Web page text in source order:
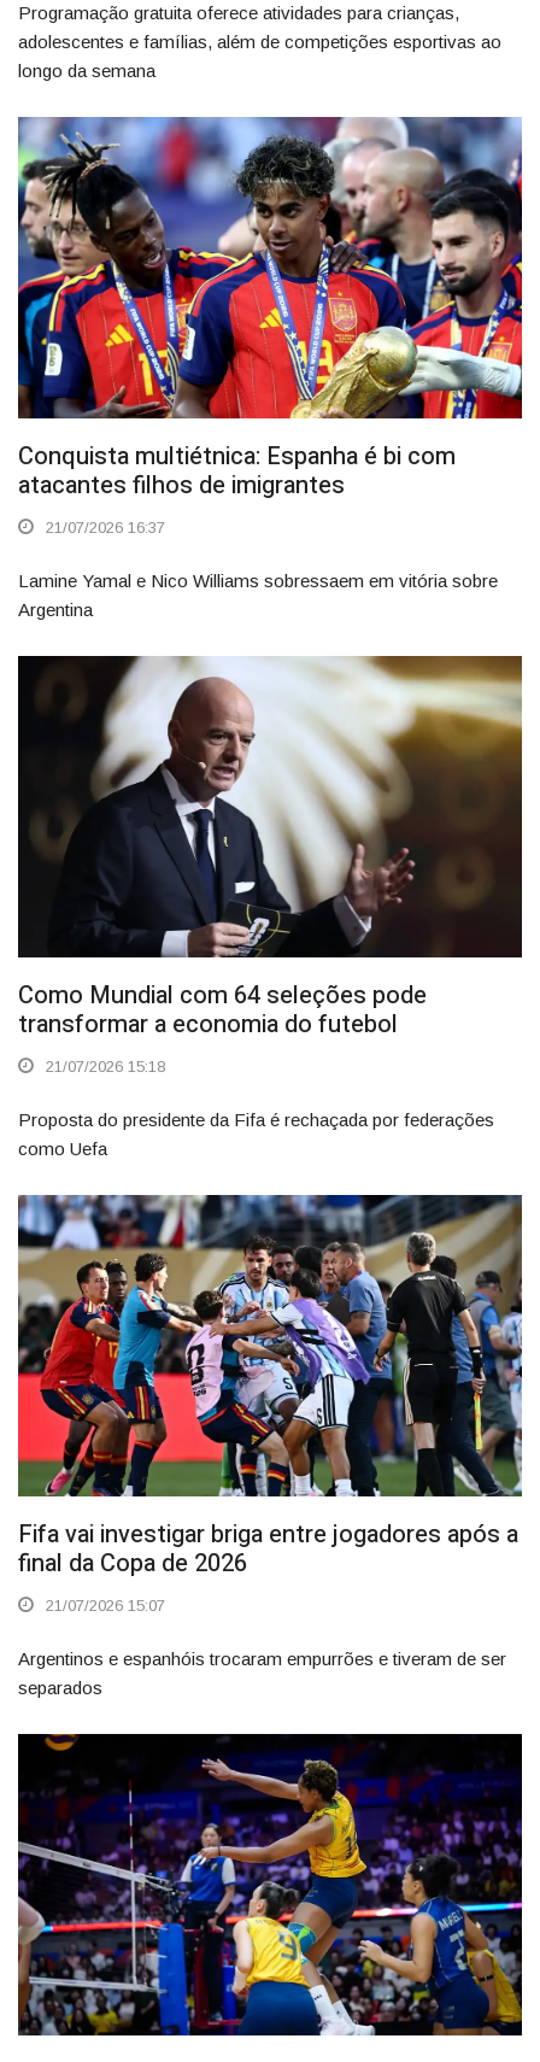
Programação gratuita oferece atividades para crianças,
adolescentes e famílias, além de competições esportivas ao
longo da semana
Conquista multiétnica: Espanha é bi com
atacantes filhos de imigrantes
21/07/2026 16:37
Lamine Yamal e Nico Williams sobressaem em vitória sobre
Argentina
Como Mundial com 64 seleções pode
transformar a economia do futebol
21/07/2026 15:18
Proposta do presidente da Fifa é rechaçada por federações
como Uefa
Fifa vai investigar briga entre jogadores após a
final da Copa de 2026
21/07/2026 15:07
Argentinos e espanhóis trocaram empurrões e tiveram de ser
separados